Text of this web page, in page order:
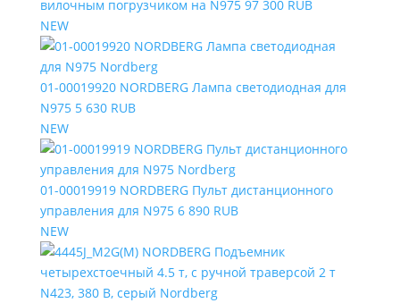
вилочным погрузчиком на N975 97 300 RUB
NEW
01-00019920 NORDBERG Лампа светодиодная для
N975 5 630 RUB
NEW
01-00019919 NORDBERG Пульт дистанционного
управления для N975 6 890 RUB
NEW